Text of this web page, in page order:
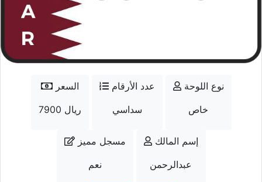
السعر
7900 ريال
عدد الأرقام
سداسي
نوع اللوحة
خاص
مسجل مميز
نعم
إسم المالك
عبدالرحمن